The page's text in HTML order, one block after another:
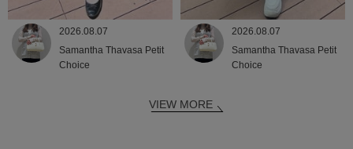
2026.08.07
Samantha Thavasa Petit
Choice
2026.08.07
Samantha Thavasa Petit
Choice
VIEW MORE